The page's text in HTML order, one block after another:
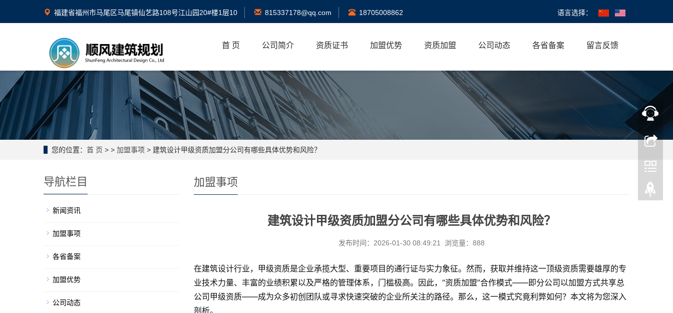
福建省福州市马尾区马尾镇仙艺路108号江山园20#楼1层10 815337178@qq.com 18705008862 语言选择：
首 页 公司简介 资质证书 加盟优势 资质加盟 公司动态 各省备案 留言反馈
您的位置： 首 页 > > 加盟事项 > 建筑设计甲级资质加盟分公司有哪些具体优势和风险？
加盟事项
建筑设计甲级资质加盟分公司有哪些具体优势和风险？
发布时间：2026-01-30 08:49:21 浏览量：888
在建筑设计行业，甲级资质是企业承揽大型、重要项目的通行证与实力象征。然而，获取并维持这一顶级资质需要雄厚的专
业技术力量、丰富的业绩积累以及严格的管理体系，门槛极高。因此，“资质加盟”合作模式——即分公司以加盟方式共享总
公司甲级资质——成为众多初创团队或寻求快速突破的企业所关注的路径。那么，这一模式究竟利弊如何？本文将为您深入
剖析。
导航栏目
新闻资讯
加盟事项
各省备案
加盟优势
公司动态